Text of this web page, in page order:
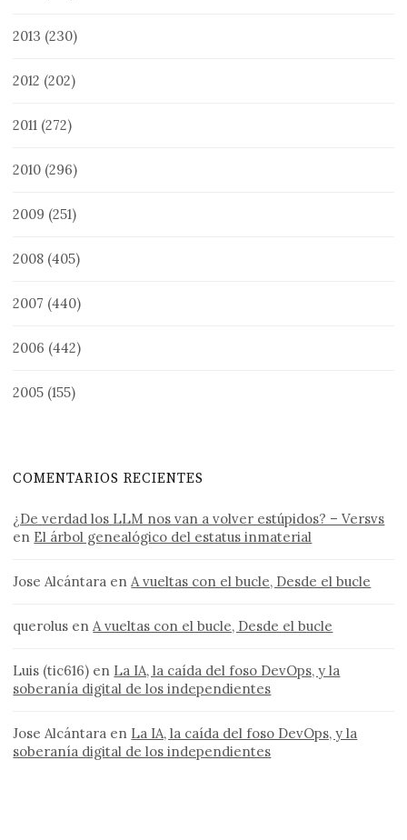
2013 (230)
2012 (202)
2011 (272)
2010 (296)
2009 (251)
2008 (405)
2007 (440)
2006 (442)
2005 (155)
COMENTARIOS RECIENTES
¿De verdad los LLM nos van a volver estúpidos? – Versvs
en El árbol genealógico del estatus inmaterial
Jose Alcántara enA vueltas con el bucle, Desde el bucle
querolus enA vueltas con el bucle, Desde el bucle
Luis (tic616) en La IA, la caída del foso DevOps, y la
soberanía digital de los independientes
Jose Alcántara en La IA, la caída del foso DevOps, y la
soberanía digital de los independientes